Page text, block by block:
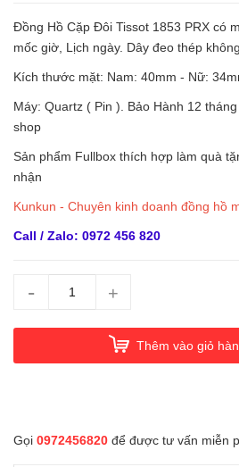
Đồng Hồ Cặp Đôi Tissot 1853 PRX có
mốc giờ, Lịch ngày. Dây đeo thép
Kích thước mặt: Nam: 40mm - Nữ:
Máy: Quartz ( Pin ). Bảo Hành 12
shop
Sản phẩm Fullbox thích hợp làm quà
nhận
Kunkun - Chuyên kinh doanh đồng hồ
Call / Zalo: 0972 456 820
- +
Thêm vào giỏ
Gọi 0972456820 để được tư vấn miễn